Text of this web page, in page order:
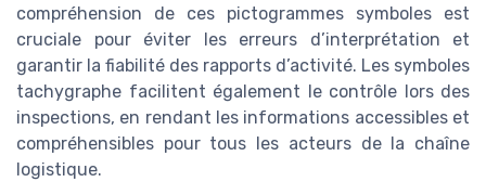
compréhension de ces pictogrammes symboles est
cruciale pour éviter les erreurs d’interprétation et
garantir la fiabilité des rapports d’activité. Les symboles
tachygraphe facilitent également le contrôle lors des
inspections, en rendant les informations accessibles et
compréhensibles pour tous les acteurs de la chaîne
logistique.